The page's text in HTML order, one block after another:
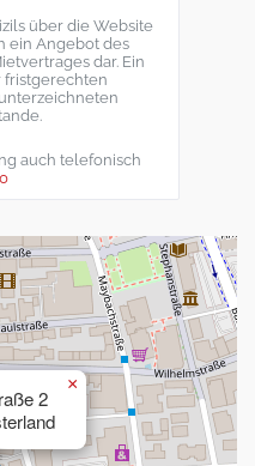
über die Website
ein Angebot des
dar. Ein
fristgerechten
auch telefonisch
2
×